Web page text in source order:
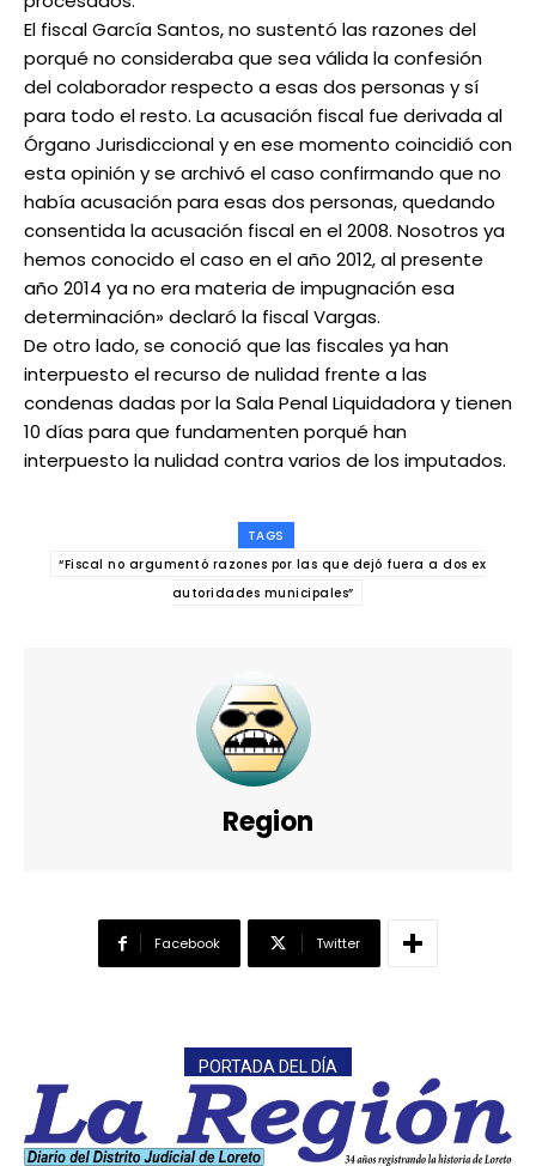
El fiscal García Santos, no sustentó las razones del
porqué no consideraba que sea válida la confesión
del colaborador respecto a esas dos personas y sí
para todo el resto. La acusación fiscal fue derivada al
Órgano Jurisdiccional y en ese momento coincidió con
esta opinión y se archivó el caso confirmando que no
había acusación para esas dos personas, quedando
consentida la acusación fiscal en el 2008. Nosotros ya
hemos conocido el caso en el año 2012, al presente
año 2014 ya no era materia de impugnación esa
determinación» declaró la fiscal Vargas.
De otro lado, se conoció que las fiscales ya han
interpuesto el recurso de nulidad frente a las
condenas dadas por la Sala Penal Liquidadora y tienen
10 días para que fundamenten porqué han
interpuesto la nulidad contra varios de los imputados.
TAGS
“Fiscal no argumentó razones por las que dejó fuera a dos ex
autoridades municipales”
Region
Facebook Twitter
PORTADA DEL DÍA